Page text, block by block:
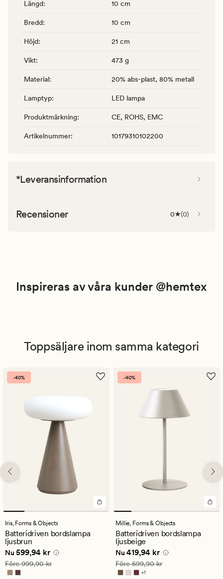
Längd: 10 cm
Bredd: 10 cm
Höjd: 21 cm
Vikt: 473 g
Material: 20% abs-plast, 80% metall
Lamptyp: LED lampa
Produktmärkning: CE, ROHS, EMC
Artikelnummer: 10179310102200
*Leveransinformation
Recensioner 0 (0)
Inspireras av våra kunder @hemtex
Toppsäljare inom samma kategori
-40%
Iris, Forms & Objects
Batteridriven bordslampa
ljusbrun
Nuvarande pris
Nu 599,94 kr
Ordinarie pris 999,90 kr
Före999,90 kr
-40%
Millie, Forms & Objects
Batteridriven bordslampa
ljusbeige
Nuvarande pris
Nu 419,94 kr
Ordinarie pris 699,90 kr
Före699,90 kr
+1
Finns i fler färger